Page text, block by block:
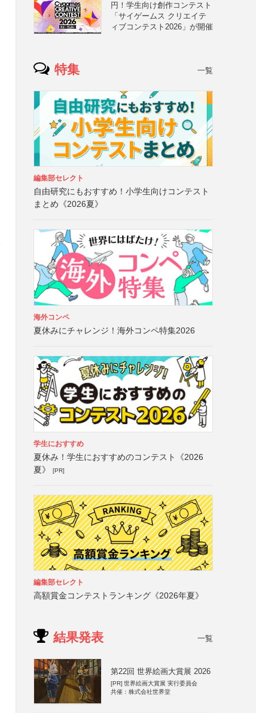
円！学生向け創作コンテスト
「サイゲームス クリエイテ
ィブコンテスト2026」が開催
特集 一覧
編集部セレクト
自由研究にもおすすめ！小学生向けコンテスト
まとめ《2026夏》
海外コンペ
夏休みにチャレンジ！海外コンペ特集2026
学生におすすめ
夏休み！学生におすすめのコンテスト《2026
夏》
[PR]
編集部セレクト
高額賞金コンテストランキング《2026年夏》
結果発表 一覧
第22回 世界絵画大賞展 2026
[PR] 世界絵画大賞展 実行委員会
共催：株式会社世界堂